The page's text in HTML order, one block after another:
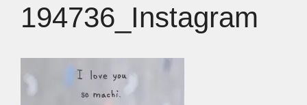
194736_Instagram